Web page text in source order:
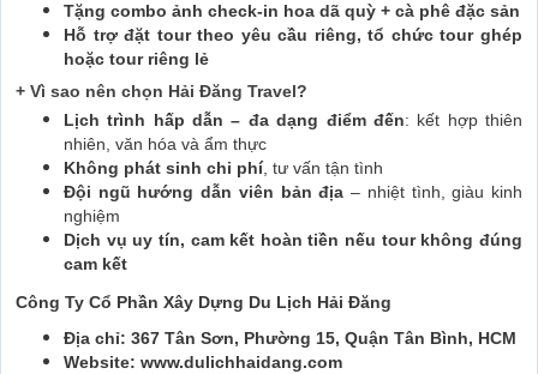
Tặng combo ảnh check-in hoa dã quỳ + cà phê đặc sản
Hỗ trợ đặt tour theo yêu cầu riêng, tổ chức tour ghép
hoặc tour riêng lẻ
+ Vì sao nên chọn Hải Đăng Travel?
Lịch trình hấp dẫn – đa dạng điểm đến: kết hợp thiên
nhiên, văn hóa và ẩm thực
Không phát sinh chi phí, tư vấn tận tình
Đội ngũ hướng dẫn viên bản địa – nhiệt tình, giàu kinh
nghiệm
Dịch vụ uy tín, cam kết hoàn tiền nếu tour không đúng
cam kết
Công Ty Cổ Phần Xây Dựng Du Lịch Hải Đăng
Địa chỉ: 367 Tân Sơn, Phường 15, Quận Tân Bình, HCM
Website: www.dulichhaidang.com